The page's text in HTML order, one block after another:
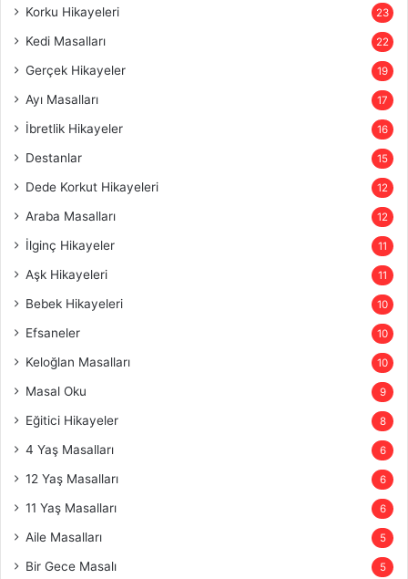
Korku Hikayeleri 23
Kedi Masalları 22
Gerçek Hikayeler 19
Ayı Masalları 17
İbretlik Hikayeler 16
Destanlar 15
Dede Korkut Hikayeleri 12
Araba Masalları 12
İlginç Hikayeler 11
Aşk Hikayeleri 11
Bebek Hikayeleri 10
Efsaneler 10
Keloğlan Masalları 10
Masal Oku 9
Eğitici Hikayeler 8
4 Yaş Masalları 6
12 Yaş Masalları 6
11 Yaş Masalları 6
Aile Masalları 5
Bir Gece Masalı 5